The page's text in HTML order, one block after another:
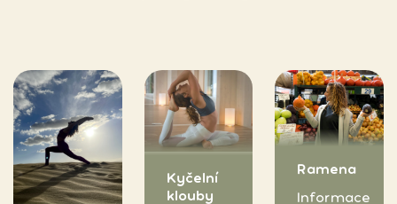
Kyčelní
klouby
Ramena
Informace